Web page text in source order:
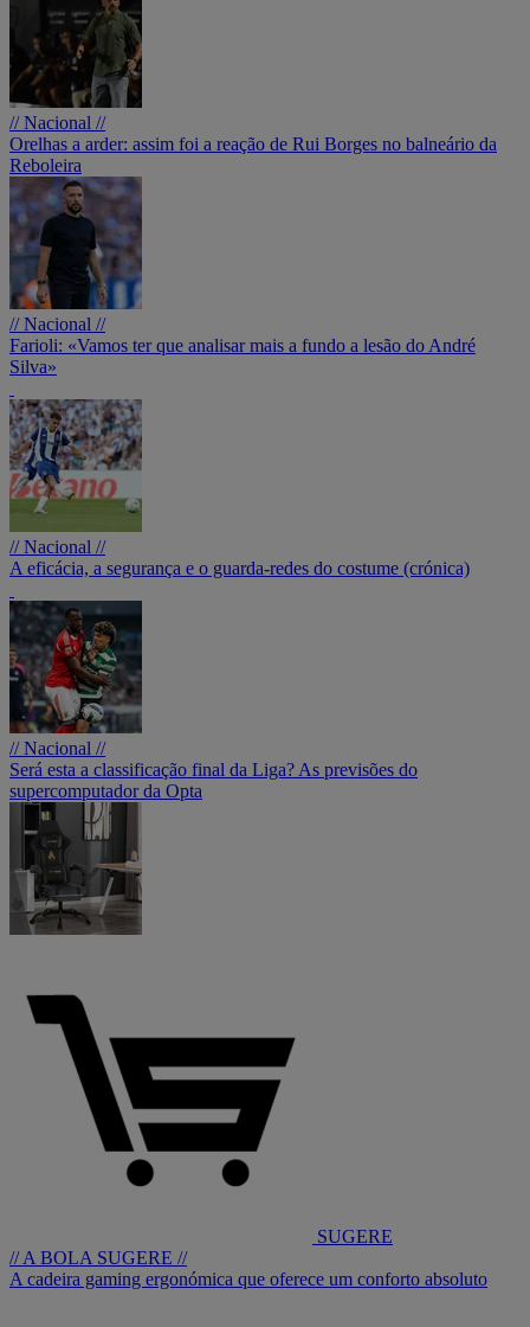
// Nacional //
Orelhas a arder: assim foi a reação de Rui Borges no balneário da
Reboleira
// Nacional //
Farioli: «Vamos ter que analisar mais a fundo a lesão do André
Silva»
// Nacional //
A eficácia, a segurança e o guarda-redes do costume (crónica)
// Nacional //
Será esta a classificação final da Liga? As previsões do
supercomputador da Opta
SUGERE
// A BOLA SUGERE //
A cadeira gaming ergonómica que oferece um conforto absoluto